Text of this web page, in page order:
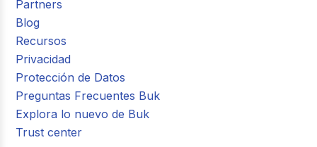
Partners
Blog
Recursos
Privacidad
Protección de Datos
Preguntas Frecuentes Buk
Explora lo nuevo de Buk
Trust center